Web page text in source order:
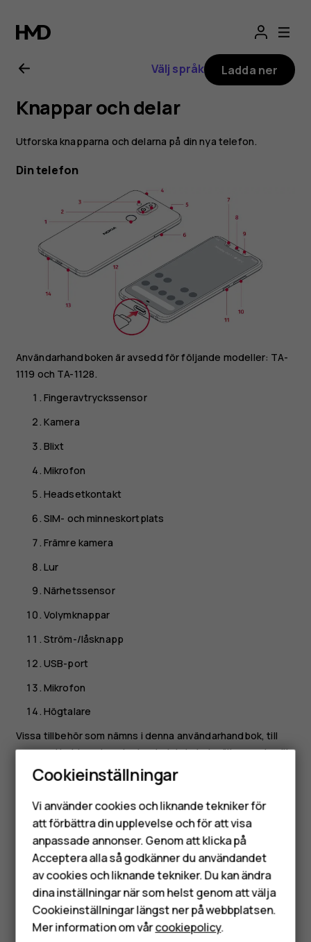
för
Nokia
8.1
Smartphones
Mobiltelefoner
Tillbehör
HMD Terra M
Surfplattor
Välj språk Ladda ner
Knappar och delar
Utforska knapparna och delarna på din nya telefon.
Din telefon
Användarhandboken är avsedd för följande modeller: TA-
1119 och TA-1128.
Fingeravtryckssensor
Kamera
Blixt
Mikrofon
Headsetkontakt
SIM- och minneskortplats
Främre kamera
Lur
Närhetssensor
Volymknappar
Ström-/låsknapp
USB-port
Mikrofon
Högtalare
Vissa tillbehör som nämns i denna användarhandbok, till
exempel laddare, headset och datakabel, säljs eventuellt
separat.
glas. Glaset kan gå sönder om du tappar enheten på
en hård yta eller om den utsätts för hårda stötar. Om
glaset går sönder ska du inte vidröra glasdelarna på
enheten eller försöka avlägsna det trasiga glaset
från enheten. Sluta använda enheten tills glaset har
bytts ut av auktoriserad servicepersonal.
Delar och kontakter, magnetism
Cookieinställningar
Vi använder cookies och liknande tekniker för
att förbättra din upplevelse och för att visa
anpassade annonser. Genom att klicka på
Acceptera alla så godkänner du användandet
av cookies och liknande tekniker. Du kan ändra
dina inställningar när som helst genom att välja
Cookieinställningar längst ner på webbplatsen.
Mer information om vårcookiepolicy.